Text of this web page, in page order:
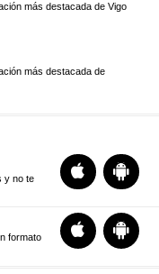
más destacada de Vigo
más destacada de
y no te
formato